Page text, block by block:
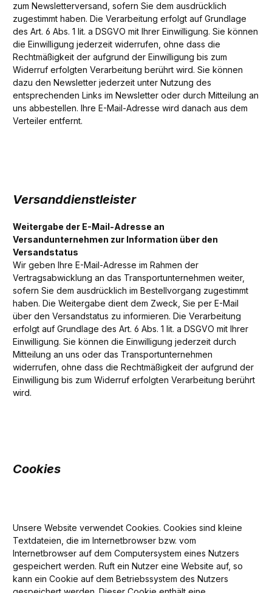
zum Newsletterversand, sofern Sie dem ausdrücklich
zugestimmt haben. Die Verarbeitung erfolgt auf Grundlage
des Art. 6 Abs. 1 lit. a DSGVO mit Ihrer Einwilligung. Sie können
die Einwilligung jederzeit widerrufen, ohne dass die
Rechtmäßigkeit der aufgrund der Einwilligung bis zum
Widerruf erfolgten Verarbeitung berührt wird. Sie können
dazu den Newsletter jederzeit unter Nutzung des
entsprechenden Links im Newsletter oder durch Mitteilung an
uns abbestellen. Ihre E-Mail-Adresse wird danach aus dem
Verteiler entfernt.
Versanddienstleister
Weitergabe der E-Mail-Adresse an
Versandunternehmen zur Information über den
Versandstatus
Wir geben Ihre E-Mail-Adresse im Rahmen der
Vertragsabwicklung an das Transportunternehmen weiter,
sofern Sie dem ausdrücklich im Bestellvorgang zugestimmt
haben. Die Weitergabe dient dem Zweck, Sie per E-Mail
über den Versandstatus zu informieren. Die Verarbeitung
erfolgt auf Grundlage des Art. 6 Abs. 1 lit. a DSGVO mit Ihrer
Einwilligung. Sie können die Einwilligung jederzeit durch
Mitteilung an uns oder das Transportunternehmen
widerrufen, ohne dass die Rechtmäßigkeit der aufgrund der
Einwilligung bis zum Widerruf erfolgten Verarbeitung berührt
wird.
Cookies
Unsere Website verwendet Cookies. Cookies sind kleine
Textdateien, die im Internetbrowser bzw. vom
Internetbrowser auf dem Computersystem eines Nutzers
gespeichert werden. Ruft ein Nutzer eine Website auf, so
kann ein Cookie auf dem Betriebssystem des Nutzers